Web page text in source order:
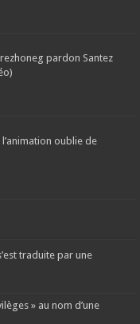
pardon Santez
oublie de
traduite par une
» au nom d’une